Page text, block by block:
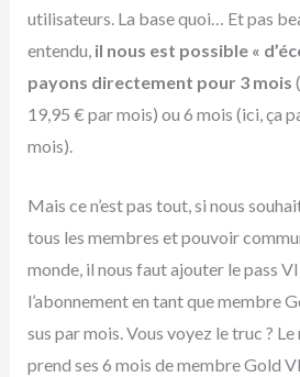
utilisateurs. La base quoi… Et pas
entendu, il nous est possible «
payons directement pour 3 mois
19,95 € par mois) ou 6 mois (ici, ça
mois).
Mais ce n’est pas tout, si nous
tous les membres et pouvoir
monde, il nous faut ajouter le pass
l’abonnement en tant que membre
sus par mois. Vous voyez le truc ?
prend ses 6 mois de membre Gold